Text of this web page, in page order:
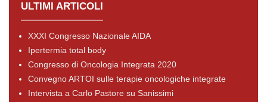
ULTIMI ARTICOLI
XXXI Congresso Nazionale AIDA
Ipertermia total body
Congresso di Oncologia Integrata 2020
Convegno ARTOI sulle terapie oncologiche integrate
Intervista a Carlo Pastore su Sanissimi